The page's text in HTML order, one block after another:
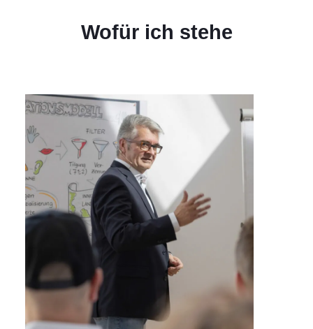
Wofür ich stehe